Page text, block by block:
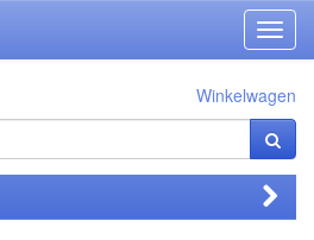
Winkelwagen